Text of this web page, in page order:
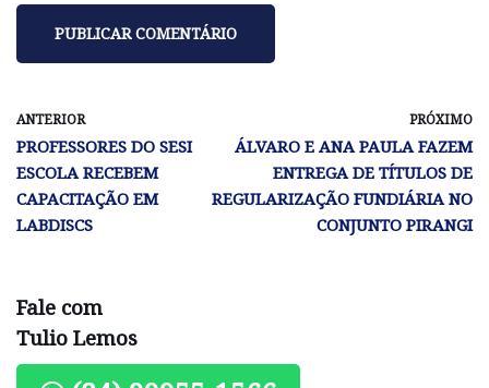
ANTERIOR
PROFESSORES DO SESI
ESCOLA RECEBEM
CAPACITAÇÃO EM
LABDISCS
PRÓXIMO
ÁLVARO E ANA PAULA FAZEM
ENTREGA DE TÍTULOS DE
REGULARIZAÇÃO FUNDIÁRIA NO
CONJUNTO PIRANGI
Fale com
Tulio Lemos